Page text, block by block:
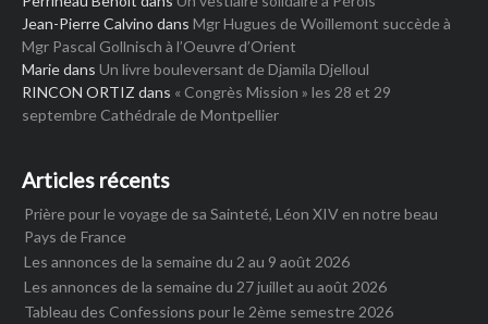
Jean-Pierre Calvino dans Mgr Hugues de Woillemont succède à
Mgr Pascal Gollnisch à l’Oeuvre d’Orient
Mariedans Un livre bouleversant de Djamila Djelloul
RINCON ORTIZ dans « Congrès Mission » les 28 et 29
septembre Cathédrale de Montpellier
Articles récents
Prière pour le voyage de sa Sainteté, Léon XIV en notre beau
Pays de France
Les annonces de la semaine du 2 au 9 août 2026
Les annonces de la semaine du 27 juillet au août 2026
Tableau des Confessions pour le 2ème semestre 2026